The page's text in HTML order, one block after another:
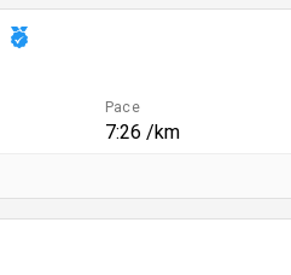
Pace
7:26 /km